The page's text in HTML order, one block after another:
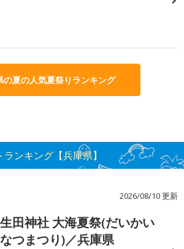
の夏の人気夏祭りランキング
ンキング【兵庫県】
2026/08/10 更新
生田神社 大海夏祭(だいかい
なつまつり)／兵庫県